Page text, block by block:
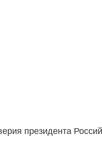
президента